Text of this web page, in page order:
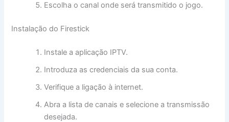
Escolha o canal onde será transmitido o jogo.
Instalação do Firestick
Instale a aplicação IPTV.
Introduza as credenciais da sua conta.
Verifique a ligação à internet.
Abra a lista de canais e selecione a transmissão
desejada.